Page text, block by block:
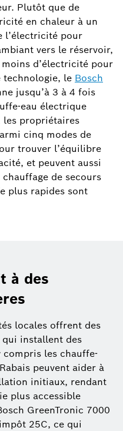
Plutôt que de
en chaleur à un
l’électricité pour
vers le réservoir,
d’électricité pour
technologie, le Bosch
jusqu’à 3 à 4 fois
eau électrique
propriétaires
cinq modes de
trouver l’équilibre
et peuvent aussi
de secours
plus rapides sont
à des
locales offrent des
installent des
compris les chauffe-
peuvent aider à
initiaux, rendant
plus accessible
GreenTronic 7000
25C, ce qui